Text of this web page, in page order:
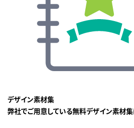
デザイン素材集
弊社でご用意している無料デザイン素材集